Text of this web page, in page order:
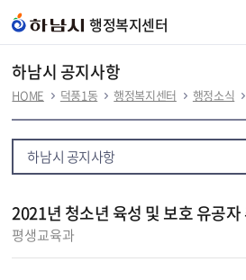
행정복지센터
하남시 공지사항
HOME 덕풍1동 행정복지센터 행정소식
하남시 공지사항
2021년 청소년 육성 및 보호 유공
평생교육과